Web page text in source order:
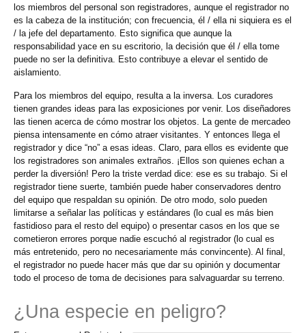
los miembros del personal son registradores, aunque el registrador no
es la cabeza de la institución; con frecuencia, él / ella ni siquiera es el
/ la jefe del departamento. Esto significa que aunque la
responsabilidad yace en su escritorio, la decisión que él / ella tome
puede no ser la definitiva. Esto contribuye a elevar el sentido de
aislamiento.
Para los miembros del equipo, resulta a la inversa. Los curadores
tienen grandes ideas para las exposiciones por venir. Los diseñadores
las tienen acerca de cómo mostrar los objetos. La gente de mercadeo
piensa intensamente en cómo atraer visitantes. Y entonces llega el
registrador y dice “no” a esas ideas. Claro, para ellos es evidente que
los registradores son animales extraños. ¡Ellos son quienes echan a
perder la diversión! Pero la triste verdad dice: ese es su trabajo. Si el
registrador tiene suerte, también puede haber conservadores dentro
del equipo que respaldan su opinión. De otro modo, solo pueden
limitarse a señalar las políticas y estándares (lo cual es más bien
fastidioso para el resto del equipo) o presentar casos en los que se
cometieron errores porque nadie escuchó al registrador (lo cual es
más entretenido, pero no necesariamente más convincente). Al final,
el registrador no puede hacer más que dar su opinión y documentar
todo el proceso de toma de decisiones para salvaguardar su terreno.
¿Una especie en peligro?